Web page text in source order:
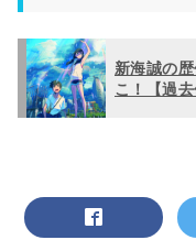
新海誠の
こ！【過